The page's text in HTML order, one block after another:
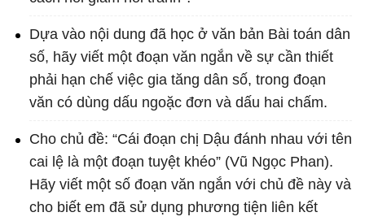
Dựa vào nội dung đã học ở văn bản Bài toán dân
số, hãy viết một đoạn văn ngắn về sự cần thiết
phải hạn chế việc gia tăng dân số, trong đoạn
văn có dùng dấu ngoặc đơn và dấu hai chấm.
Cho chủ đề: “Cái đoạn chị Dậu đánh nhau với tên
cai lệ là một đoạn tuyệt khéo” (Vũ Ngọc Phan).
Hãy viết một số đoạn văn ngắn với chủ đề này và
cho biết em đã sử dụng phương tiện liên kết